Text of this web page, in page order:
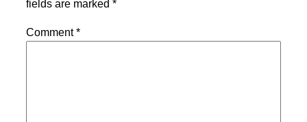
fields are marked *
Comment*